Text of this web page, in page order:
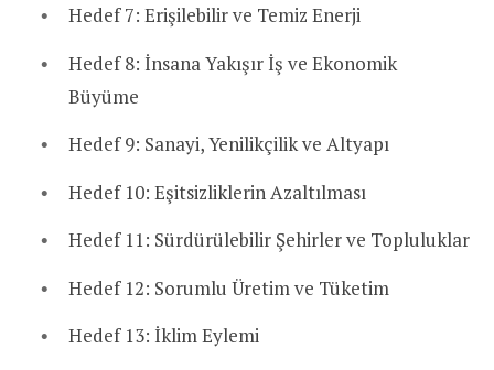
Hedef 7: Erişilebilir ve Temiz Enerji
Hedef 8: İnsana Yakışır İş ve Ekonomik
Büyüme
Hedef 9: Sanayi, Yenilikçilik ve Altyapı
Hedef 10: Eşitsizliklerin Azaltılması
Hedef 11: Sürdürülebilir Şehirler ve Topluluklar
Hedef 12: Sorumlu Üretim ve Tüketim
Hedef 13: İklim Eylemi